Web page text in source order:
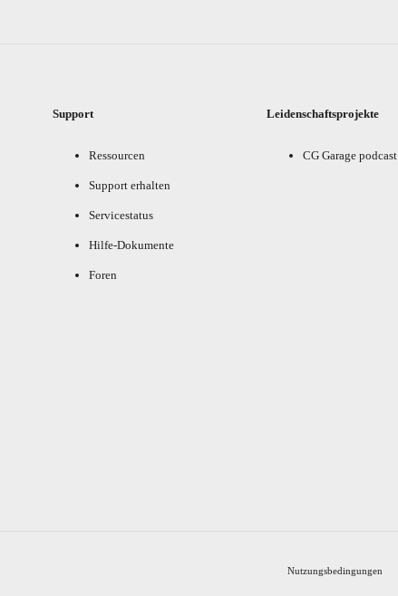
Support
Ressourcen
Support erhalten
Servicestatus
Hilfe-Dokumente
Foren
Leidenschaftsprojekte
CG Garage podcast
Nutzungsbedingungen